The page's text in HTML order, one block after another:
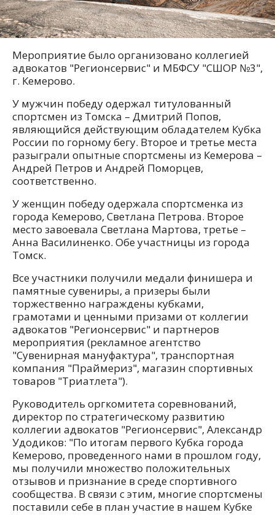
Мероприятие было организовано коллегией
адвокатов "Регионсервис" и МБФСУ "СШОР №3",
г. Кемерово.
У мужчин победу одержал титулованный
спортсмен из Томска – Дмитрий Попов,
являющийся действующим обладателем Кубка
России по горному бегу. Второе и третье места
разыграли опытные спортсмены из Кемерова –
Андрей Петров и Андрей Поморцев,
соответственно.
У женщин победу одержала спортсменка из
города Кемерово, Светлана Петрова. Второе
место завоевала Светлана Мартова, третье –
Анна Василиненко. Обе участницы из города
Томск.
Все участники получили медали финишера и
памятные сувениры, а призеры были
торжественно награждены кубками,
грамотами и ценными призами от коллегии
адвокатов "Регионсервис" и партнеров
мероприятия (рекламное агентство
"Сувенирная мануфактура", транспортная
компания "Праймериз", магазин спортивных
товаров "Триатлета").
Руководитель оргкомитета соревнований,
директор по стратегическому развитию
коллегии адвокатов "Регионсервис", Александр
Удодиков: "По итогам первого Кубка города
Кемерово, проведенного нами в прошлом году,
мы получили множество положительных
отзывов и признание в среде спортивного
сообщества. В связи с этим, многие спортсмены
поставили себе в план участие в нашем Кубке